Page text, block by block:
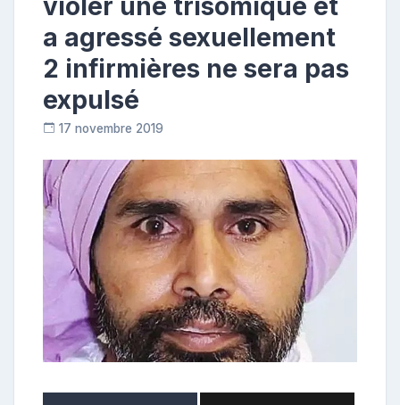
violer une trisomique et
a agressé sexuellement
2 infirmières ne sera pas
expulsé
17 novembre 2019
n
t
r
i
b
u
t
r
i
c